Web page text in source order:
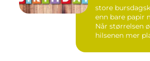
store
enn bare papir
Når størrelsen